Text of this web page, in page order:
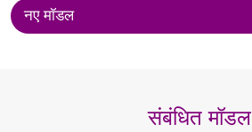
नए मॉडल
संबंधित मॉडल